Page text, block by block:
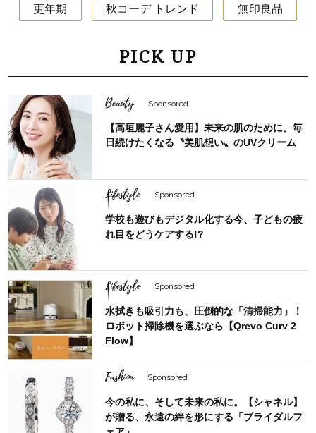
更年期 秋コーデ トレンド 無印良品
PICK UP
Beauty Sponsored
【高垣麗子さん愛用】未来の肌のために。毎
日続けたくなる〝美肌想い〟のUVクリーム
Lifestyle Sponsored
学校も遊びもデジタル化する今、子どもの疲
れ目をどうケアする!?
Lifestyle Sponsored
水拭きも吸引力も、圧倒的な「清掃能力」！
ロボット掃除機を選ぶなら【Qrevo Curv 2
Flow】
Fashion Sponsored
今の私に、そして未来の私に。【シャネル】
が贈る、永遠の絆を形にする「ブライダルフ